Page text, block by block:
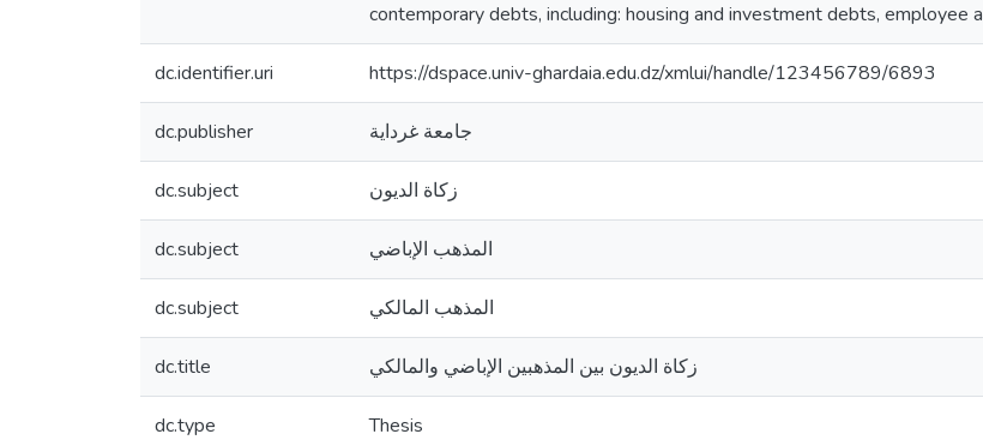
contemporary debts, including: housing and investment debts, employee
dc.identifier.uri https://dspace.univ-ghardaia.edu.dz/xmlui/handle/123456789/6893
dc.publisher جامعة غرداية
dc.subject زكاة الديون
dc.subject المذهب الإباضي
dc.subject المذهب المالكي
dc.title زكاة الديون بين المذهبين الإباضي والمالكي
dc.type Thesis